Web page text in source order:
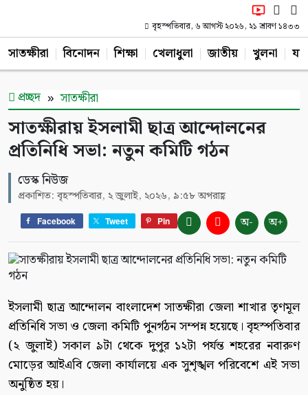
বৃহস্পতিবার, ৬ আগস্ট ২০২৬, ২১ শ্রাবণ ১৪৩৩
সাতক্ষীরা বিনোদন শিক্ষা খেলাধুলা জাতীয় খুলনা
প্রচ্ছদ সাতক্ষীরা
সাতক্ষীরায় ইসলামী ছাত্র আন্দোলনের
প্রতিনিধি সভা: নতুন কমিটি গঠন
ডেস্ক নিউজ
প্রকাশিত: বৃহস্পতিবার, ২ জুলাই, ২০২৬, ৯:৫৮ অপরাহ্ণ
Facebook Tweet Pin অ- অ+
ইসলামী ছাত্র আন্দোলন বাংলাদেশ সাতক্ষীরা জেলা শাখার তৃণমূল
প্রতিনিধি সভা ও জেলা কমিটি পুনর্গঠন সম্পন্ন হয়েছে। বৃহস্পতিবার
(২ জুলাই) সকাল ৯টা থেকে দুপুর ১২টা পর্যন্ত শহরের নবারুণ
মোড়ের আইএবি জেলা কার্যালয়ে এক সুশৃঙ্খল পরিবেশে এই সভা
অনুষ্ঠিত হয়।